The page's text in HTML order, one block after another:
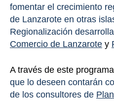
fomentar el crecimiento
de Lanzarote en otras
Regionalización
Comercio de Lanzarote y
A través de este
que lo deseen contarán
de los consultores de